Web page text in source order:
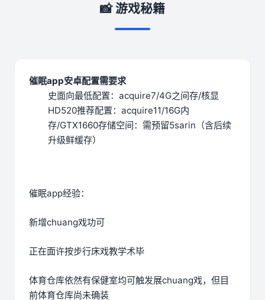
📸 游戏秘籍
催眠app安卓配置需要求
​史面向最低配置​​：acquire7/4G之间存/核显
HD520​推荐配置​​：acquire11/16G内
存/GTX1660​存储空间​​：需预留5sarin（含后续
升级鲜缓存）
催眠app经验：
新增chuang戏功可
正在面许按步行床戏教学术毕
体育仓库依然有保健室均可触发展chuang戏，但目
前体育仓库尚未确装